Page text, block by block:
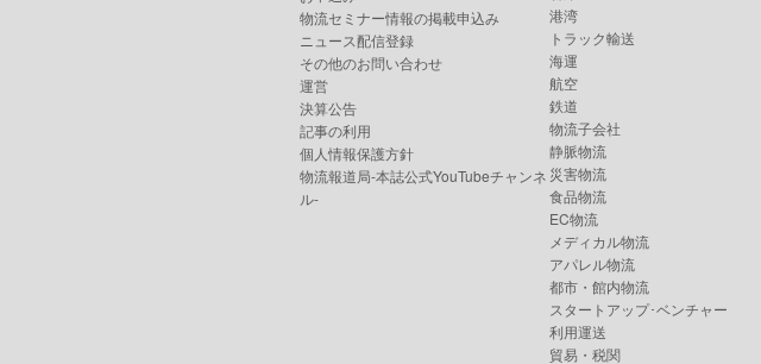
物流セミナー情報の掲載申込み
ニュース配信登録
その他のお問い合わせ
運営
決算公告
記事の利用
個人情報保護方針
物流報道局-本誌公式YouTubeチャンネ
ル-
港湾
トラック輸送
海運
航空
鉄道
物流子会社
静脈物流
災害物流
食品物流
EC物流
メディカル物流
アパレル物流
都市・館内物流
スタートアップ･ベンチャー
利用運送
貿易・税関